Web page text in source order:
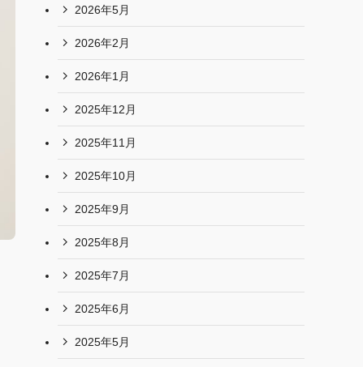
2026年5月
2026年2月
2026年1月
2025年12月
2025年11月
2025年10月
2025年9月
2025年8月
2025年7月
2025年6月
2025年5月